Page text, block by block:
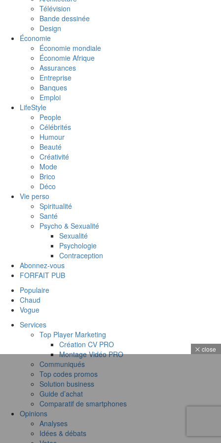
Télévision
Bande dessinée
Design
Économie
Économie mondiale
Économie Afrique
Assurances
Entreprise
Banques
Emploi
LifeStyle
People
Célébrités
Humour
Beauté
Créativité
Mode
Brico
Déco
Vie perso
Spiritualité
Santé
Psycho & Sexualité
Sexualité
Psychologie
Contraception
Abonnez-vous
FORFAIT PUB
Populaire
Chaud
Vogue
Services
Top Player Marketing
Création CV PRO
Montage Vidéo PRO
Communiqués
Top codes promos
Solution business
Guide d’achat
Comparatif de smartphones
Opinions
Analyses
Idées & débats
close